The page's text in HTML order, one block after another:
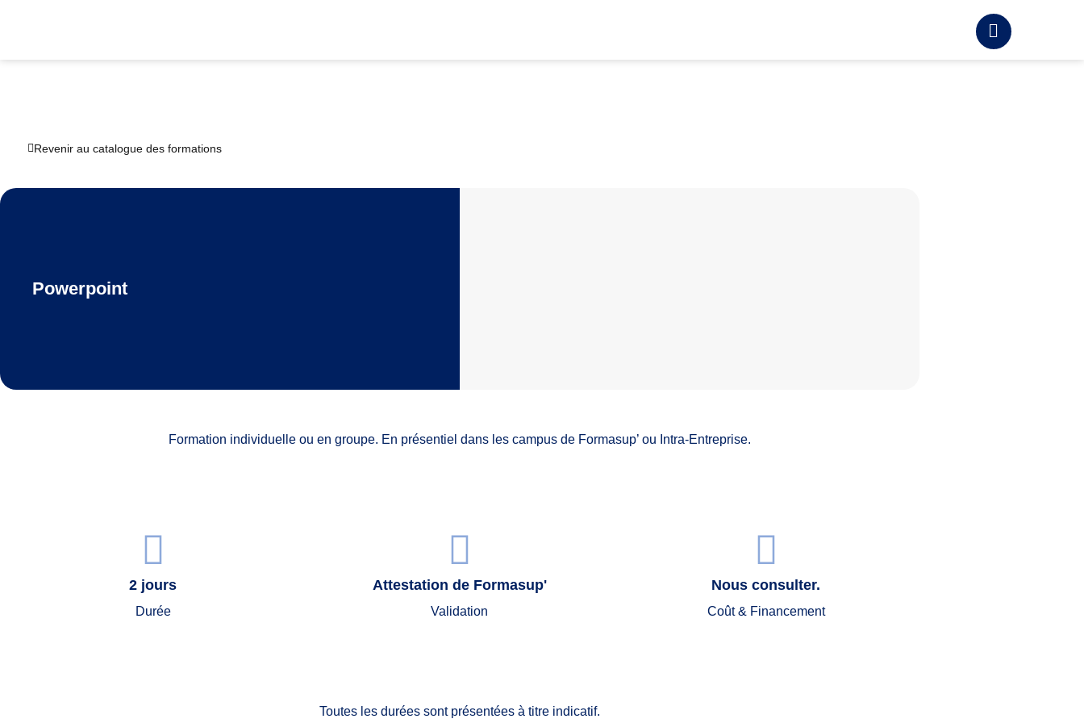
Revenir au catalogue des formations
Powerpoint
Formation individuelle ou en groupe. En présentiel dans les campus de Formasup’ ou Intra-Entreprise.
2 jours
Durée
Attestation de Formasup'
Validation
Nous consulter.
Coût & Financement
Toutes les durées sont présentées à titre indicatif.